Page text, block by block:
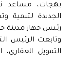
بهجات، مساعد
الجديدة لتنمية
رئيس جهاز مدينة
وتابعت الرئيس
التمويل العقاري،